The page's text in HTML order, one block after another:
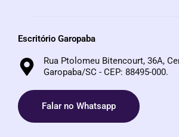
Escritório Garopaba
Rua Ptolomeu Bitencourt, 36A,
Garopaba/SC - CEP: 88495-000.
Falar no Whatsapp